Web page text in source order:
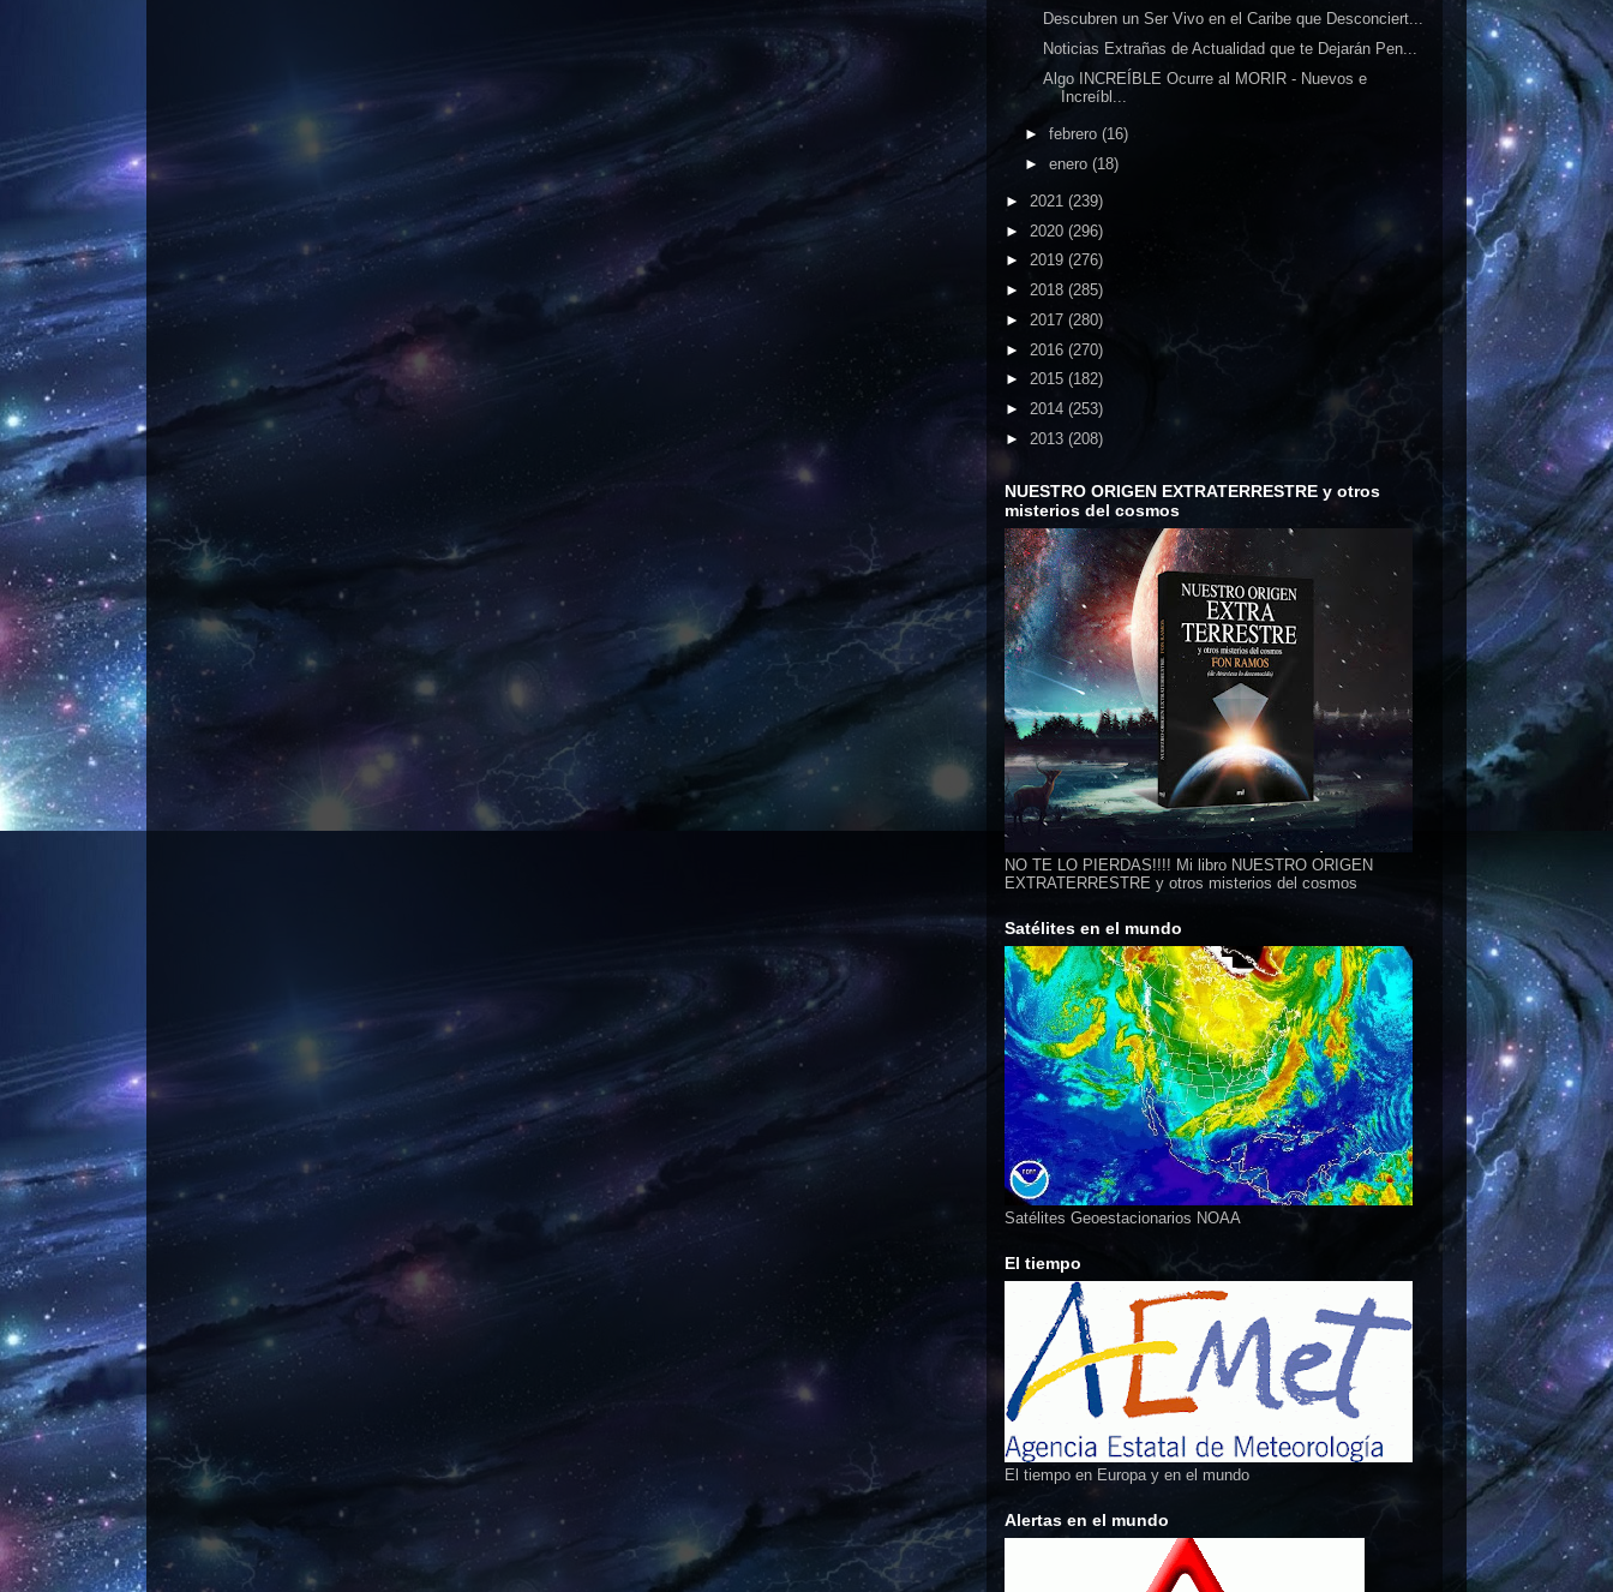
Descubren un Ser Vivo en el Caribe que Desconciert...
Noticias Extrañas de Actualidad que te Dejarán Pen...
Algo INCREÍBLE Ocurre al MORIR - Nuevos e
Increíbl...
► febrero (16)
► enero (18)
► 2021 (239)
► 2020 (296)
► 2019 (276)
► 2018 (285)
► 2017 (280)
► 2016 (270)
► 2015 (182)
► 2014 (253)
► 2013 (208)
NUESTRO ORIGEN EXTRATERRESTRE y otros
misterios del cosmos
NO TE LO PIERDAS!!!! Mi libro NUESTRO ORIGEN
EXTRATERRESTRE y otros misterios del cosmos
Satélites en el mundo
Satélites Geoestacionarios NOAA
El tiempo
El tiempo en Europa y en el mundo
Alertas en el mundo